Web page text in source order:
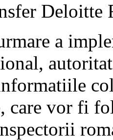
Deloitte
a
care vor fi